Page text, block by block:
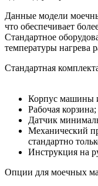
Данные модели
что обеспечивает
Стандартное
температуры нагрева
Стандартная
Корпус машины
Рабочая корзина;
Датчик
Механический
стандартно
Инструкция на
Опции для моечных